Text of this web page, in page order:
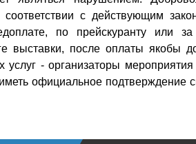
с действующим
по прейскуранту или за
выставки, после оплаты якобы
услуг - организаторы
официальное подтверждение